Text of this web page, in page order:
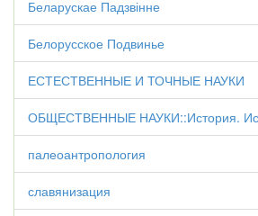
Беларускае Падзвінне
Белорусское Подвинье
ЕСТЕСТВЕННЫЕ И ТОЧНЫЕ НАУКИ
ОБЩЕСТВЕННЫЕ НАУКИ::История.
палеоантропология
славянизация